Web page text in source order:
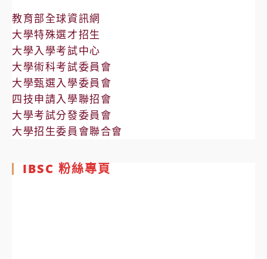
教育部全球資訊網
大學特殊選才招生
大學入學考試中心
大學術科考試委員會
大學甄選入學委員會
四技申請入學聯招會
大學考試分發委員會
大學招生委員會聯合會
IBSC 粉絲專頁